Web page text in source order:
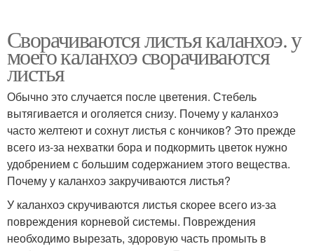
Сворачиваются листья каланхоэ. у
моего каланхоэ сворачиваются
листья
Обычно это случается после цветения. Стебель
вытягивается и оголяется снизу. Почему у каланхоэ
часто желтеют и сохнут листья с кончиков? Это прежде
всего из-за нехватки бора и подкормить цветок нужно
удобрением с большим содержанием этого вещества.
Почему у каланхоэ закручиваются листья?
У каланхоэ скручиваются листья скорее всего из-за
повреждения корневой системы. Повреждения
необходимо вырезать, здоровую часть промыть в